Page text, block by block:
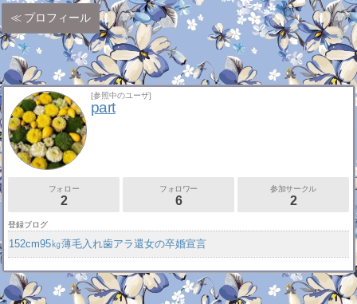
プロフィール
[参照中のユーザ]
part
フォロー
2
フォロワー
6
参加サークル
2
登録ブログ
152cm95㎏薄毛入れ歯アラ還女の卒婚宣言